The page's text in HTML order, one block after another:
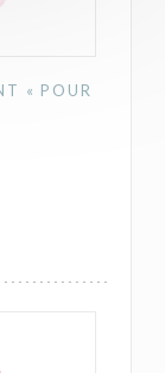
« POUR